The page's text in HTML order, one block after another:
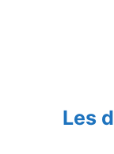
Les